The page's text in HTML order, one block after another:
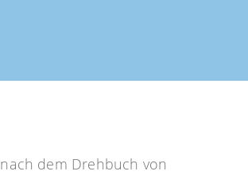
nach dem Drehbuch von